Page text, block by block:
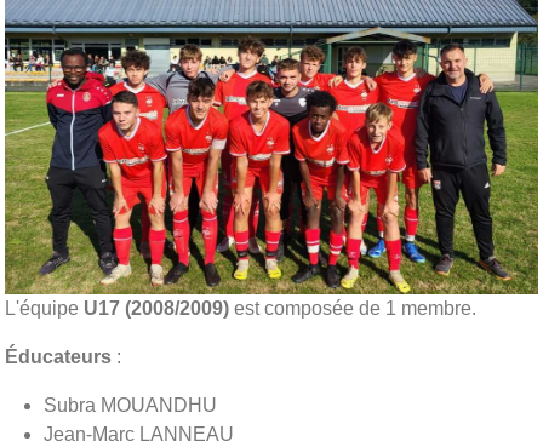
L'équipe U17 (2008/2009) est composée de 1 membre.
Éducateurs :
Subra MOUANDHU
Jean-Marc LANNEAU